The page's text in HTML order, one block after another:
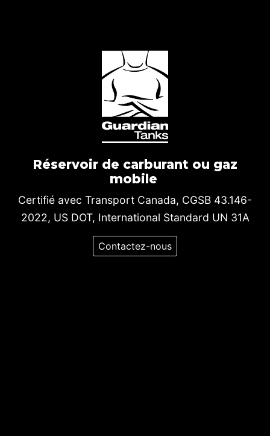
Réservoir de carburant ou gaz
mobile
Certifié avec Transport Canada, CGSB 43.146-
2022, US DOT, International Standard UN 31A
Contactez-nous